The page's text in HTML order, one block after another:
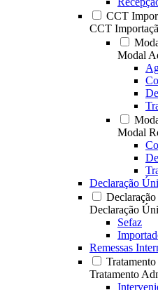
CCT
CCT
Modal
Modal
Declaração
Declaração
Sefaz
Remessas
Tratamento